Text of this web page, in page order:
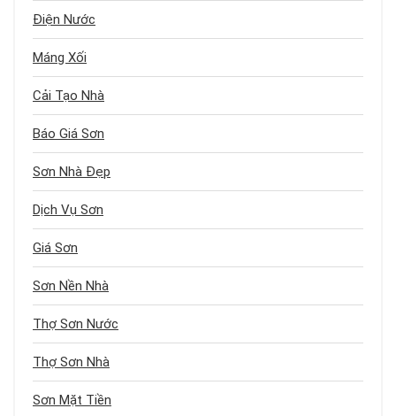
Điện Nước
Máng Xối
Cải Tạo Nhà
Báo Giá Sơn
Sơn Nhà Đẹp
Dịch Vụ Sơn
Giá Sơn
Sơn Nền Nhà
Thợ Sơn Nước
Thợ Sơn Nhà
Sơn Mặt Tiền